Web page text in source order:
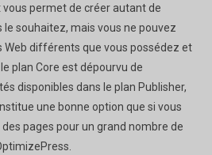
vous permet de créer autant de
le souhaitez, mais vous ne pouvez
Web différents que vous possédez et
plan Core est dépourvu de
disponibles dans le plan Publisher,
une bonne option que si vous
pages pour un grand nombre de